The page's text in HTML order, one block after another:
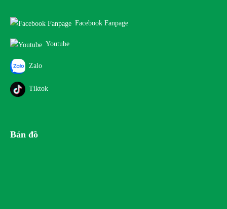
Facebook Fanpage
Youtube
Zalo
Tiktok
Bản đồ